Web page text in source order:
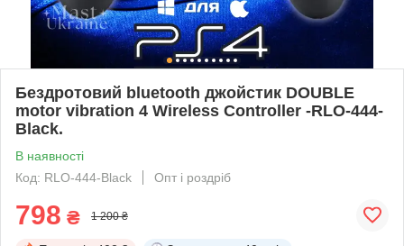
Бездротовий bluetooth джойстик DOUBLE
motor vibration 4 Wireless Controller -RLO-444-
Black.
В наявності
Код: RLO-444-Black
Опт і роздріб
798 ₴ 1 200 ₴